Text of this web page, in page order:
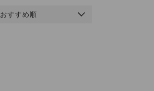
おすすめ順